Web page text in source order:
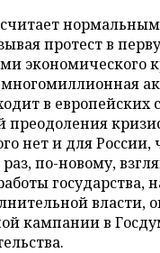
нормальным
протест в
экономического
в европейских
преодоления
нет и для России,
по-новому,
государства,
власти,
кампании в